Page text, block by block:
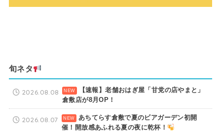
旬ネタ
【速報】老舗おはぎ屋「甘党の店やまと」
倉敷店が8月OP！
2026.08.08
あちてらす倉敷で夏のビアガーデン初開
催！開放感あふれる夏の夜に乾杯！
2026.08.07